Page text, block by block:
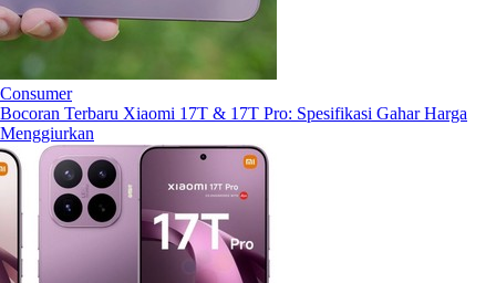
Consumer
Bocoran Terbaru Xiaomi 17T & 17T Pro: Spesifikasi Gahar Harga
Menggiurkan